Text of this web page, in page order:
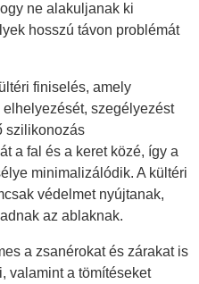
ne alakuljanak ki
hosszú távon problémát
finiselés, amely
szegélyezést
szilikonozás
a fal és a keret közé, így a
minimalizálódik. A kültéri
védelmet nyújtanak,
az ablaknak.
a zsanérokat és zárakat is
valamint a tömítéseket